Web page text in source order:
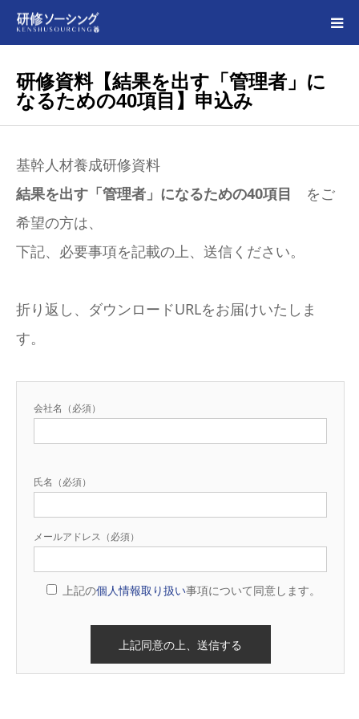
研修資料【結果を出す「管理者」に
なるための40項目】申込み
基幹人材養成研修資料
結果を出す「管理者」になるための40項目
をご
希望の方は、
下記、必要事項を記載の上、送信ください。
折り返し、ダウンロードURLをお届けいたしま
す。
会社名（必須）
氏名（必須）
メールアドレス（必須）
上記の個人情報取り扱い事項について同意します。
HOME
研修事例
事務所概要・研修実績・プロフィール
書籍紹介
無料講座（経営・人材育成）